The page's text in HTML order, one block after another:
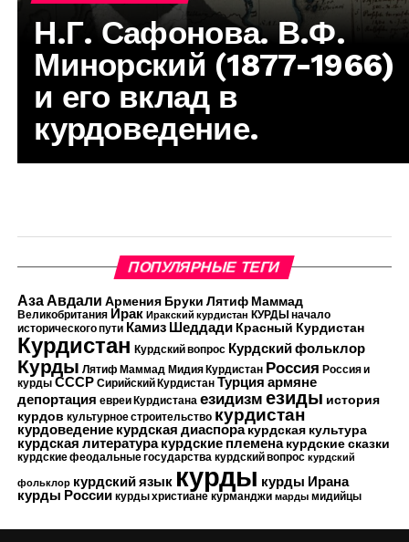
Н.Г. Сафонова. В.Ф.
Минорский (1877-1966)
и его вклад в
курдоведение.
ПОПУЛЯРНЫЕ ТЕГИ
Аза Авдали Армения Бруки Лятиф Маммад
Великобритания Ирак Иракский курдистан КУРДЫ начало
исторического пути Камиз Шеддади Красный Курдистан
Курдистан Курдский вопрос Курдский фольклор
Курды Лятиф Маммад Мидия Курдистан Россия Россия и
курды СССР Сирийский Курдистан Турция армяне
депортация евреи Курдистана езидизмезиды история
курдов культурное строительство курдистан
курдоведение курдская диаспора курдская культура
курдская литература курдские племена курдские сказки
курдские феодальные государства курдский вопрос курдский
фольклор курдский язык курды курды Ирана
курды России курды христиане курманджи марды мидийцы